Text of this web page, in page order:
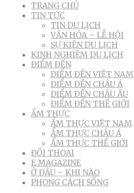
TRANG CHỦ
TIN TỨC
TIN DU LỊCH
VĂN HÓA – LỄ HỘI
SỰ KIỆN DU LỊCH
KINH NGHIỆM DU LỊCH
ĐIỂM ĐẾN
ĐIỂM ĐẾN VIỆT NAM
ĐIỂM ĐẾN CHÂU Á
ĐIỂM ĐẾN CHÂU ÂU
ĐIỂM ĐẾN THẾ GIỚI
ẨM THỰC
ẨM THỰC VIỆT NAM
ẨM THỰC CHÂU Á
ẨM THỰC THẾ GIỚI
ĐỐI THOẠI
E.MAGAZINE
Ở ĐÂU – KHI NÀO
PHONG CÁCH SỐNG